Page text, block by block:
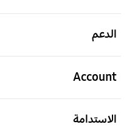
الدعم
Account
الاستدامة